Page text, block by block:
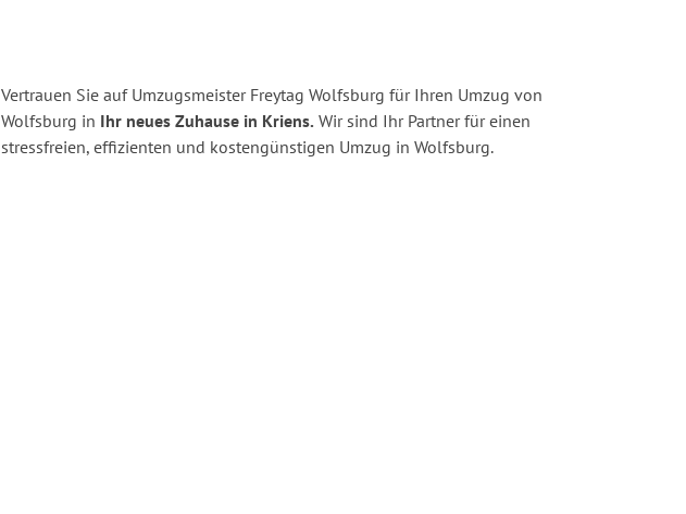
Vertrauen Sie auf Umzugsmeister Freytag Wolfsburg für Ihren Umzug von
Wolfsburg in Ihr neues Zuhause in Kriens. Wir sind Ihr Partner für einen
stressfreien, effizienten und kostengünstigen Umzug in Wolfsburg.